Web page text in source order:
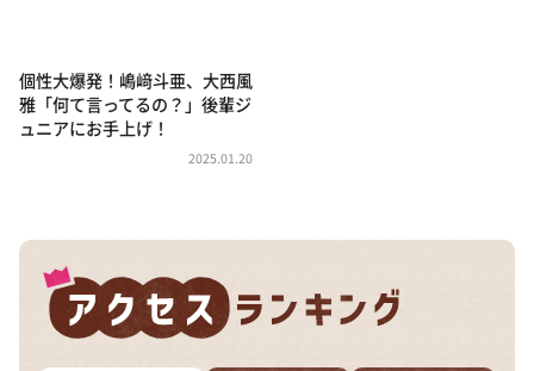
news おかえり
河合＆A.B.C-Z塚田×福井アナ「なんでやねん！？」
（news おかえり）
教えて！ニュースライブ 正義のミカタ
ＬＩＦＥ～夢のカタチ～
個性大爆発！嶋﨑斗亜、大西風
雅「何て言ってるの？」後輩ジ
ュニアにお手上げ！
2025.01.20